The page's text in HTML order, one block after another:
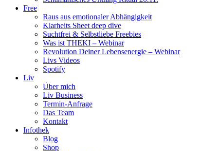
Free
Raus aus emotionaler Abhängigkeit
Klarheits Sheet deep dive
Suchtfrei & Selbstliebe Freebies
Was ist THEKI – Webinar
Revolution Deiner Lebensenergie – Webinar
Livs Videos
Spotify
Liv
Über mich
Liv Business
Termin-Anfrage
Das Team
Kontakt
Infothek
Blog
Shop